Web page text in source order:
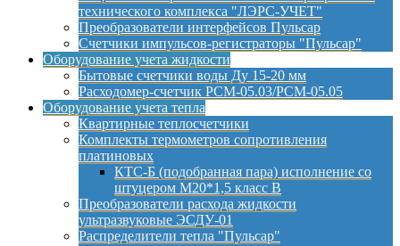
технического комплекса "ЛЭРС-УЧЕТ"
Преобразователи интерфейсов Пульсар
Счетчики импульсов-регистраторы "Пульсар"
Оборудование учета жидкости
Бытовые счетчики воды Ду 15-20 мм
Расходомер-счетчик РСМ-05.03/РСМ-05.05
Оборудование учета тепла
Квартирные теплосчетчики
Комплекты термометров сопротивления
платиновых
КТС-Б (подобранная пара) исполнение со
штуцером М20*1,5 класс B
Преобразователи расхода жидкости
ультразвуковые ЭСДУ-01
Распределители тепла "Пульсар"